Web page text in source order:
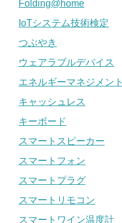
Folding@home
IoTシステム技術検定
つぶやき
ウェアラブルデバイス
エネルギーマネジメント
キャッシュレス
キーボード
スマートスピーカー
スマートフォン
スマートプラグ
スマートリモコン
スマートワイン温度計